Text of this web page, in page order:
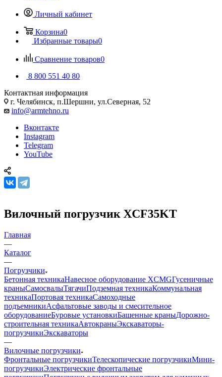
Личный кабинет
Корзина0
Избранные товары0
Сравнение товаров0
8 800 551 40 80
Контактная информация
г. Челябинск, п.Шершни, ул.Северная, 52
info@armtehno.ru
Вконтакте
Instagram
Telegram
YouTube
Вилочный погрузчик XCF35KT
Главная
—
Каталог
—
Погрузчики
Бетонная техникаНавесное оборудование XCMGГусеничные
краныСамосвалыТягачиПодземная техникаКоммунальная
техникаПортовая техникаСамоходные
подъемникиАсфальтовые заводы и смесительное
оборудованиеБуровые установкиБашенные краныДорожно-
строительная техникаАвтокраныЭкскаваторы-
погрузчикиЭкскаваторы
—
Вилочные погрузчики
Фронтальные погрузчикиТелескопические погрузчикиМини-
погрузчикиЭлектрические фронтальные